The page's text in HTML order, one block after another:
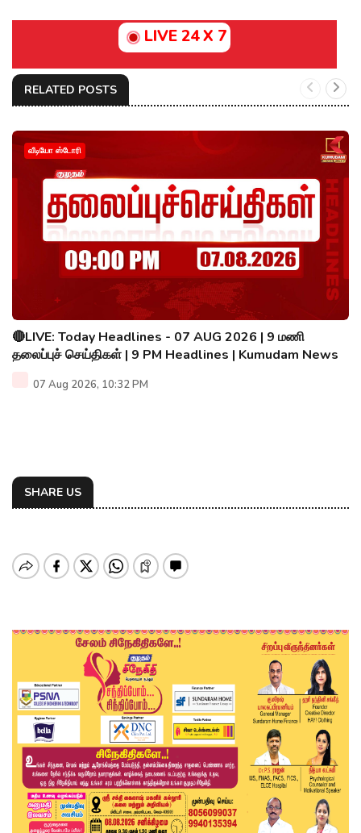
LIVE 24 X 7
RELATED POSTS
வீடியோ ஸ்டோரி
🔴LIVE: Today Headlines - 07 AUG 2026 | 9 மணி
தலைப்புச் செய்திகள் | 9 PM Headlines | Kumudam News
07 Aug 2026, 10:32 PM
SHARE US